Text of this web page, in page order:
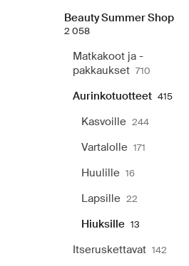
Beauty Summer Shop
2 058
Matkakoot ja -
pakkaukset 710
Aurinkotuotteet 415
Kasvoille 244
Vartalolle 171
Huulille 16
Lapsille 22
Hiuksille 13
Itseruskettavat 142